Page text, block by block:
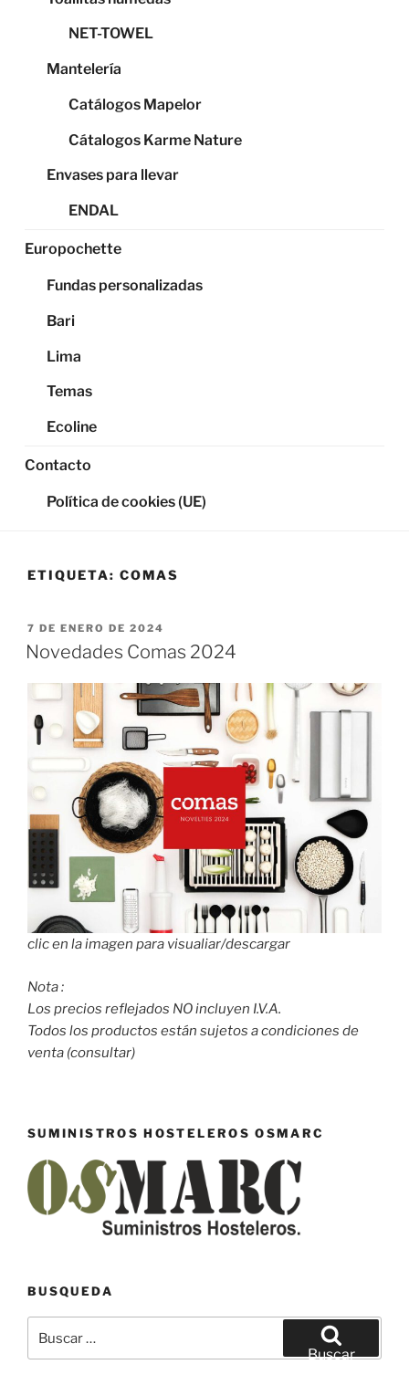
NET-TOWEL
Mantelería
Catálogos Mapelor
Cátalogos Karme Nature
Envases para llevar
ENDAL
Europochette
Fundas personalizadas
Bari
Lima
Temas
Ecoline
Contacto
Política de cookies (UE)
ETIQUETA: COMAS
PUBLICADO
EL
7 DE ENERO DE 2024
Novedades Comas 2024
clic en la imagen para visualiar/descargar
Nota :
Los precios reflejados NO incluyen I.V.A.
Todos los productos están sujetos a condiciones de
venta (consultar)
SUMINISTROS HOSTELEROS OSMARC
BUSQUEDA
por:
Buscar